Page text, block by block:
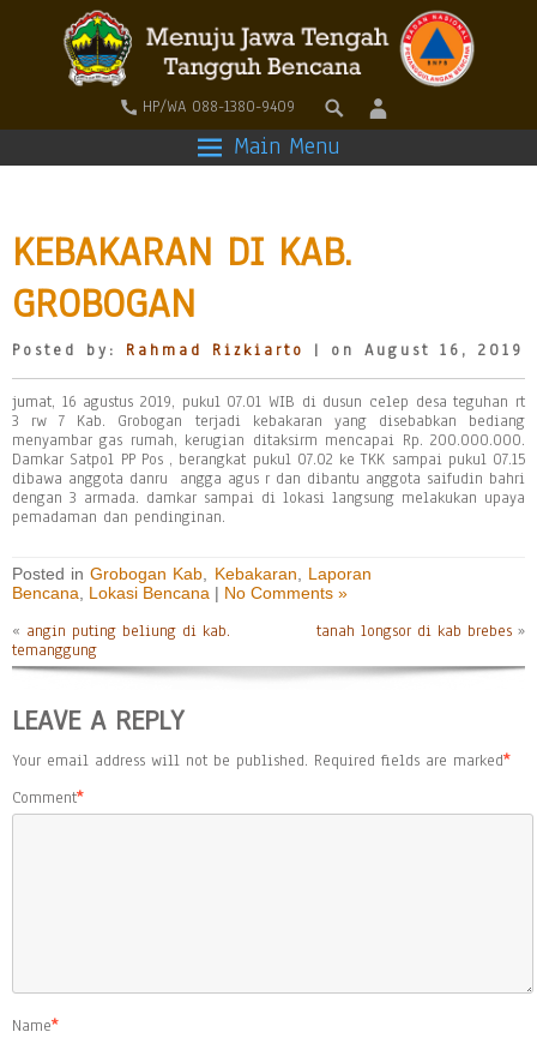
HP/WA 088-1380-9409
Main Menu
KEBAKARAN DI KAB.
GROBOGAN
Posted by: Rahmad Rizkiarto | on August 16, 2019
jumat, 16 agustus 2019, pukul 07.01 WIB di dusun celep desa teguhan rt
3 rw 7 Kab. Grobogan terjadi kebakaran yang disebabkan bediang
menyambar gas rumah, kerugian ditaksirm mencapai Rp. 200.000.000.
Damkar Satpol PP Pos , berangkat pukul 07.02 ke TKK sampai pukul 07.15
dibawa anggota danru angga agus r dan dibantu anggota saifudin bahri
dengan 3 armada. damkar sampai di lokasi langsung melakukan upaya
pemadaman dan pendinginan.
Posted inGrobogan Kab Kebakaran
Laporan
Bencana
Lokasi Bencana | No Comments »
« angin puting beliung di kab.
temanggung
tanah longsor di kab brebes »
LEAVE A REPLY
Your email address will not be published. Required fields are marked*
Comment*
Name*